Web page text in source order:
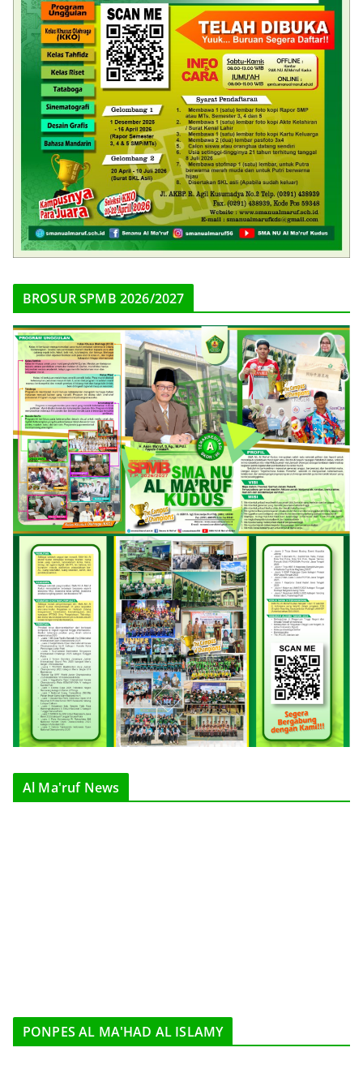
BROSUR SPMB 2026/2027
Al Ma'ruf News
PONPES AL MA'HAD AL ISLAMY